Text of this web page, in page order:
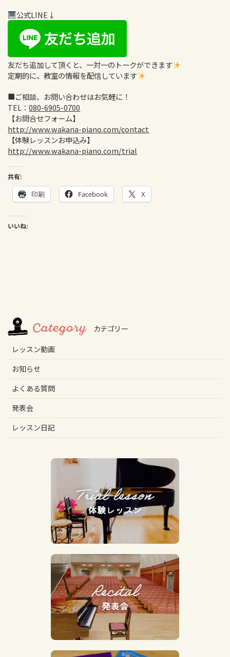
公式LINE↓
友だち追加して頂くと、一対一のトークができます
定期的に、教室の情報を配信しています
■ご相談、お問い合わせはお気軽に！
TEL：080-6905-0700
【お問合せフォーム】
http://www.wakana-piano.com/contact
【体験レッスンお申込み】
http://www.wakana-piano.com/trial
共有:
印刷 Facebook X
いいね:
レッスン動画
お知らせ
よくある質問
発表会
レッスン日記